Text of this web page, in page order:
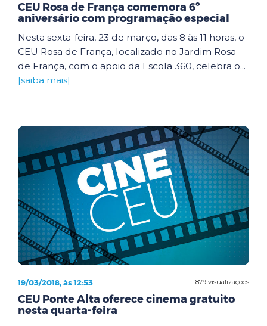
CEU Rosa de França comemora 6º
aniversário com programação especial
Nesta sexta-feira, 23 de março, das 8 às 11 horas, o
CEU Rosa de França, localizado no Jardim Rosa
de França, com o apoio da Escola 360, celebra o...
[saiba mais]
879 visualizações
19/03/2018, às 12:53
CEU Ponte Alta oferece cinema gratuito
nesta quarta-feira